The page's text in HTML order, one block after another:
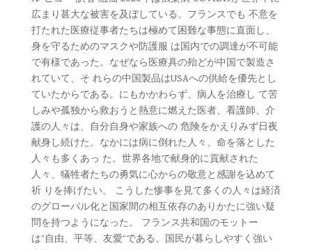
広まり甚大な被害を及ぼしている。フランスでも 不意を
打たれた医療従事者たちは極めて困難な事態に直面し、
身を守るためのマスクや防護服 は国内での調達が不可能
で有様であった。なぜなら医療具の殆どが中国で製造さ
れていて、そ れらの中国製品はUSAへの供給を優先とし
ていたからである。にもかかわらず、病人を治療し て苦
しみや孤独から救おうと熱意に燃えた医者、看護師、介
護の人々は、自分自身や家族への 危険をかえりみず日夜
献身し続けた。なかには病に倒れた人々、命を落とした
人々も多くあっ た。世界各地で献身的に貢献された
人々、犠牲者たちの勇気に心からの敬意と感謝を込めて
祈 りを捧げたい。 こうした惨事を見て多くの人々は経済
のグローバル化と国家間の相互依存のありかたに強い疑
問を持つようになった。 フランス共和国のモットー
は”自由、平等、友愛”である。国民が暮らしやすく強い